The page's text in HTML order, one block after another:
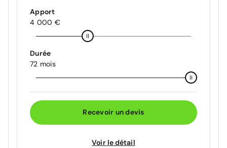
Apport
4 000 €
Durée
72 mois
Recevoir un devis
Voir le détail